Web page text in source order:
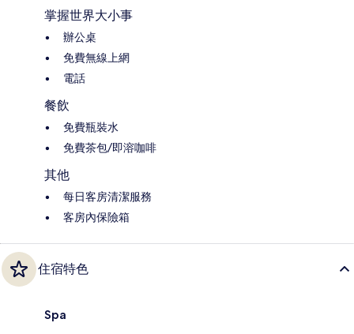
掌握世界大小事
辦公桌
免費無線上網
電話
餐飲
免費瓶裝水
免費茶包/即溶咖啡
其他
每日客房清潔服務
客房內保險箱
住宿特色
Spa